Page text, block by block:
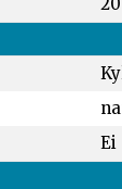
Ei